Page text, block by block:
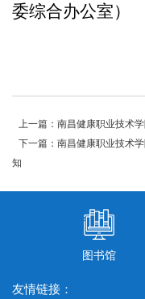
委综合办公室）
上一篇：南昌健康职业技术
下一篇：南昌健康职业技术
知
图书馆
友情链接：